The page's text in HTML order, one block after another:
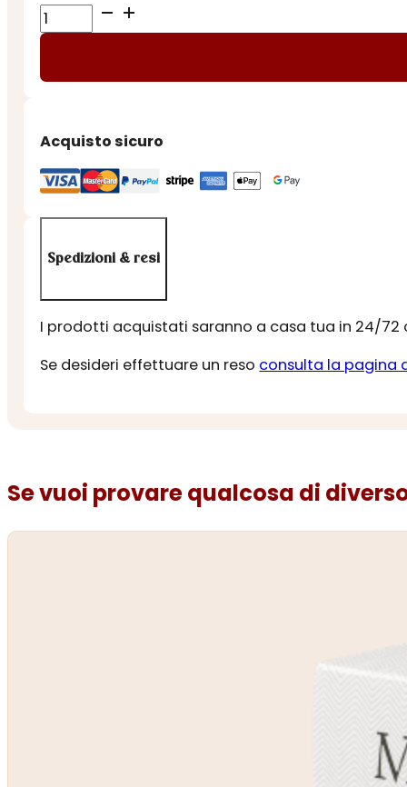
TE'
GYOKURO
quantità
Acquisto sicuro
Spedizioni & resi
I prodotti acquistati saranno a casa tua in 24/72
Se desideri effettuare un reso consulta la pagina
Se vuoi provare qualcosa di